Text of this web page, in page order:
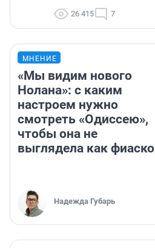
26 415 7
МНЕНИЕ
«Мы видим нового
Нолана»: с каким
настроем нужно
смотреть «Одиссею»,
чтобы она не
выглядела как фиаско
Надежда Губарь